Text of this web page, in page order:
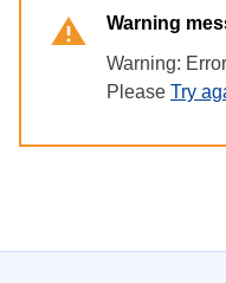
Warning
Warning:
Please Try